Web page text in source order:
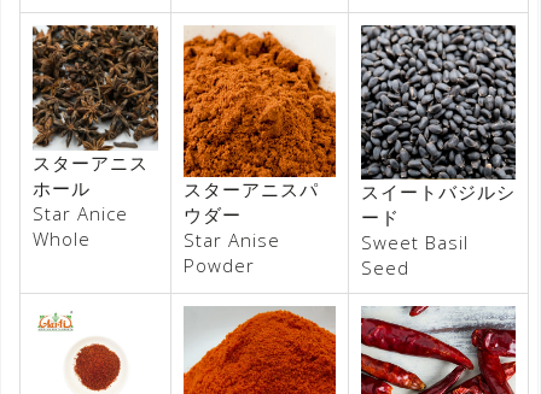
スターアニス
ホール
Star Anice
Whole
スターアニスパ
ウダー
Star Anise
Powder
スイートバジルシ
ード
Sweet Basil
Seed